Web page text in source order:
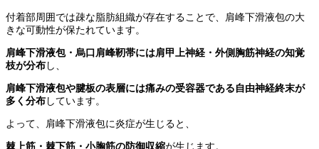
付着部周囲では疎な脂肪組織が存在することで、肩峰下滑液包の大
きな可動性が保たれています。
肩峰下滑液包・烏口肩峰靭帯には肩甲上神経・外側胸筋神経の知覚
枝が分布し、
肩峰下滑液包や腱板の表層には痛みの受容器である自由神経終末が
多く分布しています。
よって、肩峰下滑液包に炎症が生じると、
棘上筋・棘下筋・小胸筋の防御収縮が生じます。